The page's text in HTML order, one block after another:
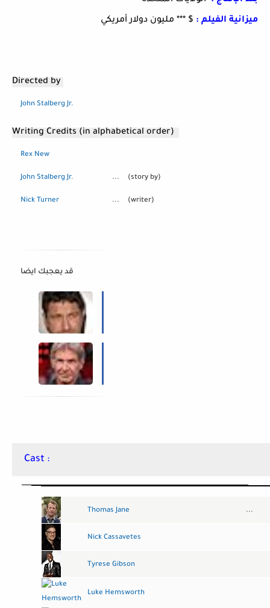
ميزانية الفيلم : $ *** مليون دولار أمريكي
Directed by
John Stalberg Jr.
Writing Credits (in alphabetical order)
Rex New
John Stalberg Jr. ... (story by)
Nick Turner ... (writer)
قد يعجبك ايضا
Plane
(2023)
Trailer
تريلر
فلم
Indiana
Jones
and
the
Trailer
تريلر
فلم
Cast :
Thomas Jane ...
Nick Cassavetes
Tyrese Gibson
Luke Hemsworth